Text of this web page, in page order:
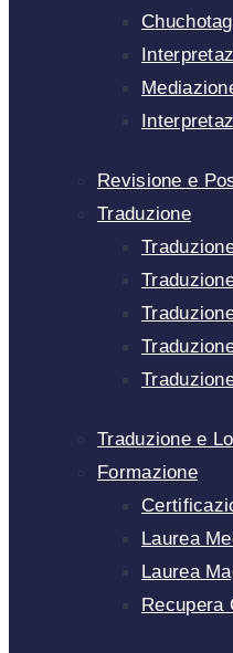
Revisione e
Traduzione
Traduzione e
Formazione
Laurea
Laurea
Recupera